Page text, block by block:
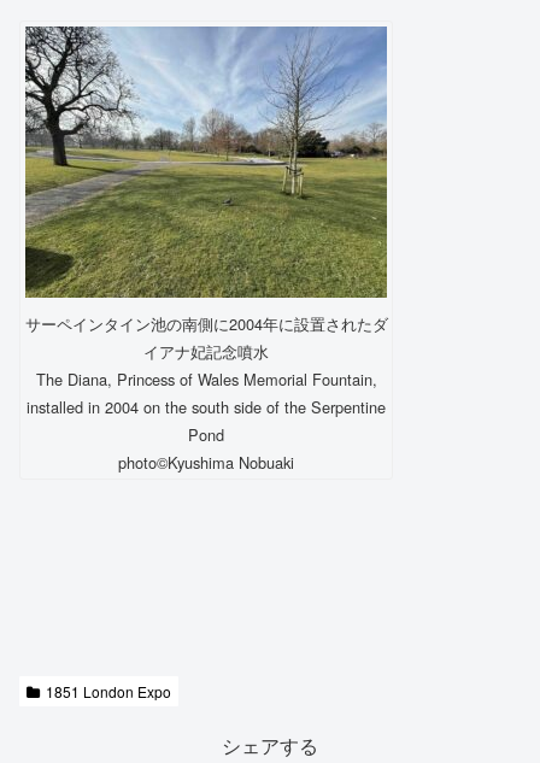
サーペインタイン池の南側に2004年に設置されたダ
イアナ妃記念噴水
The Diana, Princess of Wales Memorial Fountain,
installed in 2004 on the south side of the Serpentine
Pond
photo©️Kyushima Nobuaki
1851 London Expo
シェアする